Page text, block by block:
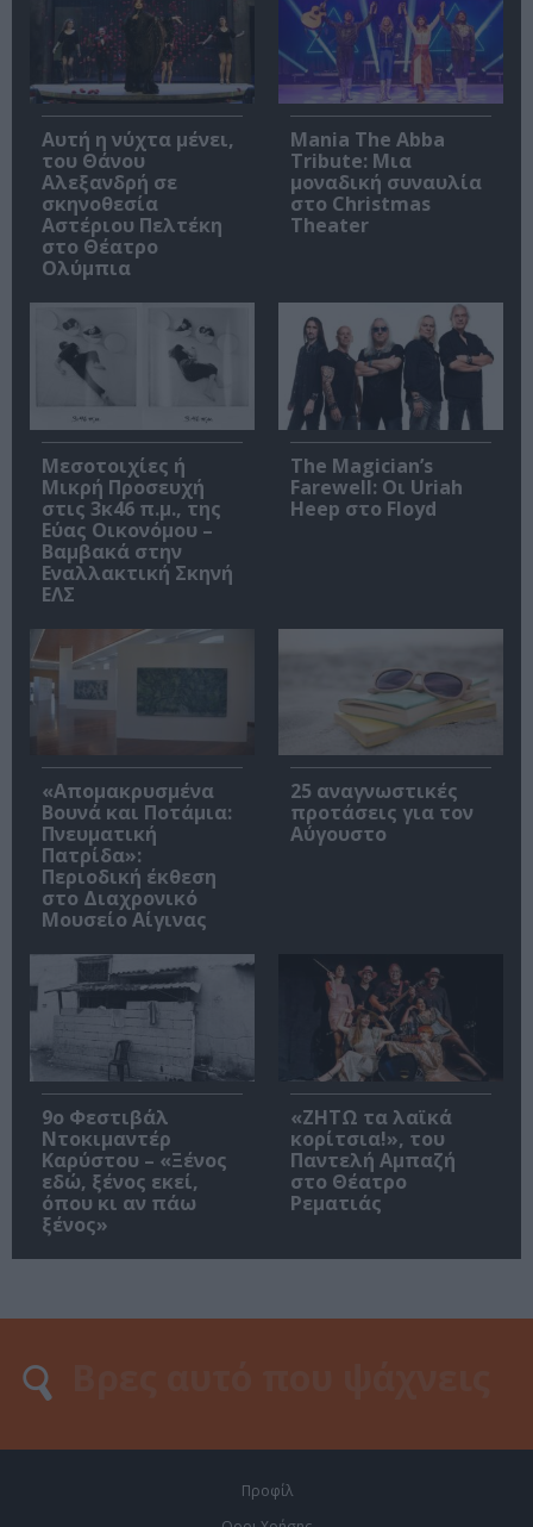
Αυτή η νύχτα μένει,
του Θάνου
Αλεξανδρή σε
σκηνοθεσία
Αστέριου Πελτέκη
στο Θέατρο
Ολύμπια
Mania The Abba
Tribute: Μια
μοναδική συναυλία
στο Christmas
Theater
Μεσοτοιχίες ή
Μικρή Προσευχή
στις 3κ46 π.μ., της
Εύας Οικονόμου –
Βαμβακά στην
Εναλλακτική Σκηνή
ΕΛΣ
The Magician’s
Farewell: Οι Uriah
Heep στο Floyd
«Απομακρυσμένα
Βουνά και Ποτάμια:
Πνευματική
Πατρίδα»:
Περιοδική έκθεση
στο Διαχρονικό
Μουσείο Αίγινας
25 αναγνωστικές
προτάσεις για τον
Αύγουστο
9ο Φεστιβάλ
Ντοκιμαντέρ
Καρύστου – «Ξένος
εδώ, ξένος εκεί,
όπου κι αν πάω
ξένος»
«ΖΗΤΩ τα λαϊκά
κορίτσια!», του
Παντελή Αμπαζή
στο Θέατρο
Ρεματιάς
Προφίλ